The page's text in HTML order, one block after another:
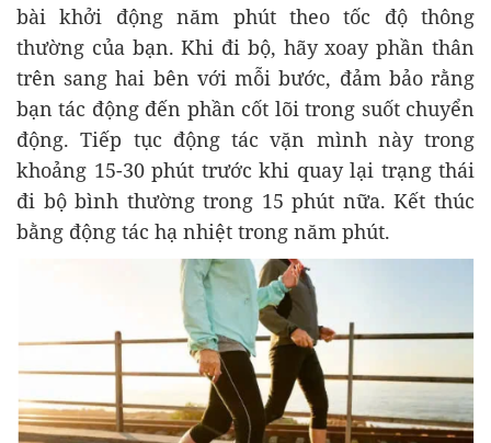
bài khởi động năm phút theo tốc độ thông
thường của bạn. Khi đi bộ, hãy xoay phần thân
trên sang hai bên với mỗi bước, đảm bảo rằng
bạn tác động đến phần cốt lõi trong suốt chuyển
động. Tiếp tục động tác vặn mình này trong
khoảng 15-30 phút trước khi quay lại trạng thái
đi bộ bình thường trong 15 phút nữa. Kết thúc
bằng động tác hạ nhiệt trong năm phút.